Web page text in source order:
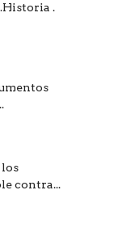
.
los
contra...